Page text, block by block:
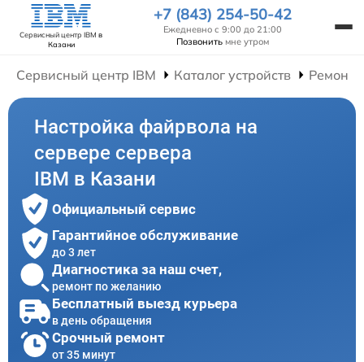
Сервисный центр IBM в
Казани
+7 (843) 254-50-42
Ежедневно с 9:00 до 21:00
Позвонить мне утром
Сервисный центр IBM Каталог устройств Ремонт
Настройка файрвола на
сервере сервера
IBM в Казани
Официальный сервис
Гарантийное обслуживание
до 3 лет
Диагностика за наш счет,
ремонт по желанию
Бесплатный выезд курьера
в день обращения
Срочный ремонт
от 35 минут